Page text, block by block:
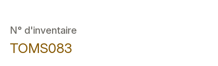
N° d'inventaire
TOMS083